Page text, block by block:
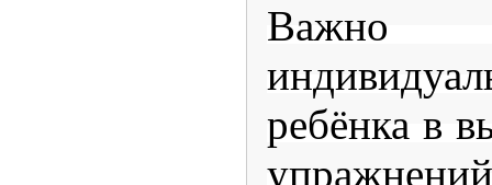
Важно
ребёнка в